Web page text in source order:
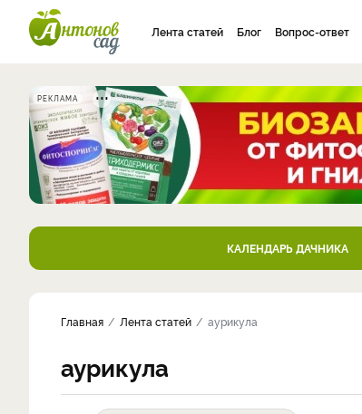
Лента статей Блог Вопрос-ответ
РЕКЛАМА
КАЛЕНДАРЬ ДАЧНИКА
Главная Лента статей аурикула
аурикула